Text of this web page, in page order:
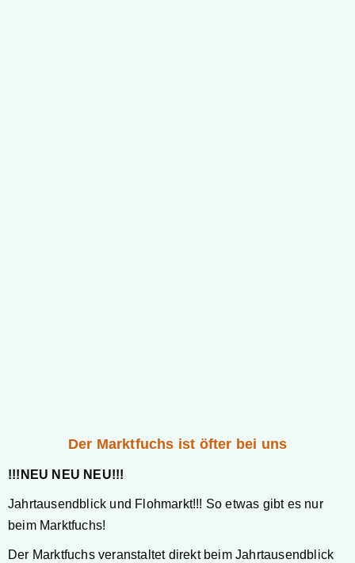
Der Marktfuchs ist öfter bei uns
!!!NEU NEU NEU!!!
Jahrtausendblick und Flohmarkt!!! So etwas gibt es nur
beim Marktfuchs!
Der Marktfuchs veranstaltet direkt beim Jahrtausendblick